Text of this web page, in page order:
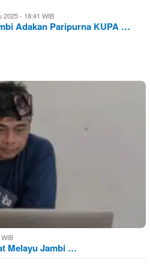
2025 - 18:41 WIB
Adakan Paripurna KUPA …
Melayu Jambi …